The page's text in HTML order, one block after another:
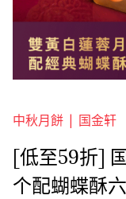
中秋月餅 | 国金轩
[低至59折]
个配蝴蝶酥